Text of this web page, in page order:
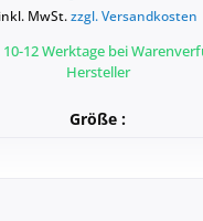
inkl. MwSt.zzgl. Versandkosten
10-12 Werktage bei
Hersteller
Größe :